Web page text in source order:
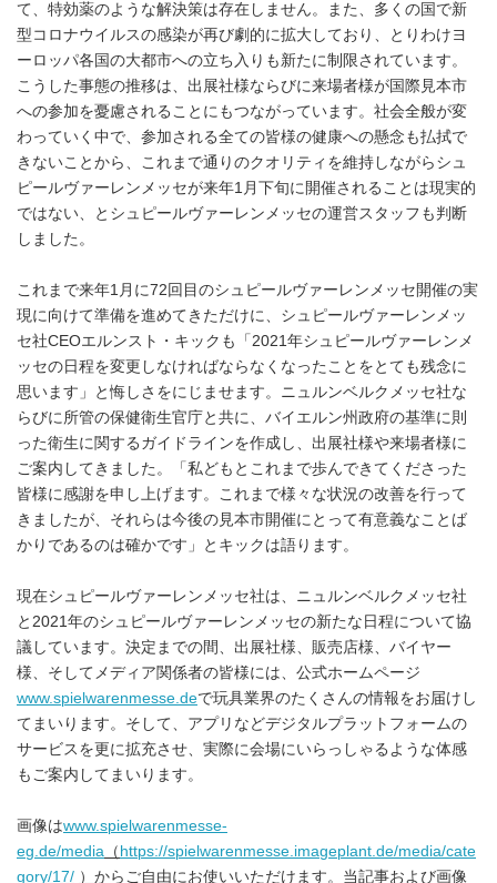
て、特効薬のような解決策は存在しません。また、多くの国で新
型コロナウイルスの感染が再び劇的に拡大しており、とりわけヨ
ーロッパ各国の大都市への立ち入りも新たに制限されています。
こうした事態の推移は、出展社様ならびに来場者様が国際見本市
への参加を憂慮されることにもつながっています。社会全般が変
わっていく中で、参加される全ての皆様の健康への懸念も払拭で
きないことから、これまで通りのクオリティを維持しながらシュ
ピールヴァーレンメッセが来年1月下旬に開催されることは現実的
ではない、とシュピールヴァーレンメッセの運営スタッフも判断
しました。
これまで来年1月に72回目のシュピールヴァーレンメッセ開催の実
現に向けて準備を進めてきただけに、シュピールヴァーレンメッ
セ社CEOエルンスト・キックも「2021年シュピールヴァーレンメ
ッセの日程を変更しなければならなくなったことをとても残念に
思います」と悔しさをにじませます。ニュルンベルクメッセ社な
らびに所管の保健衛生官庁と共に、バイエルン州政府の基準に則
った衛生に関するガイドラインを作成し、出展社様や来場者様に
ご案内してきました。「私どもとこれまで歩んできてくださった
皆様に感謝を申し上げます。これまで様々な状況の改善を行って
きましたが、それらは今後の見本市開催にとって有意義なことば
かりであるのは確かです」とキックは語ります。
現在シュピールヴァーレンメッセ社は、ニュルンベルクメッセ社
と2021年のシュピールヴァーレンメッセの新たな日程について協
議しています。決定までの間、出展社様、販売店様、バイヤー
様、そしてメディア関係者の皆様には、公式ホームページ
www.spielwarenmesse.deで玩具業界のたくさんの情報をお届けし
てまいります。そして、アプリなどデジタルプラットフォームの
サービスを更に拡充させ、実際に会場にいらっしゃるような体感
もご案内してまいります。
画像はwww.spielwarenmesse-
eg.de/media （ https://spielwarenmesse.imageplant.de/media/cate
gory/17/ ） からご自由にお使いいただけます。当記事および画像